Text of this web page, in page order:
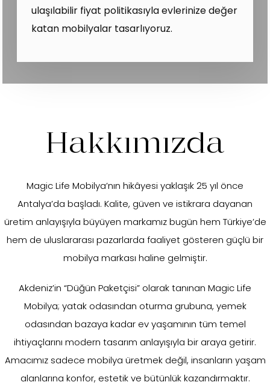
ulaşılabilir fiyat politikasıyla evlerinize değer
katan mobilyalar tasarlıyoruz.
Hakkımızda
Magic Life Mobilya’nın hikâyesi yaklaşık 25 yıl önce
Antalya’da başladı. Kalite, güven ve istikrara dayanan
üretim anlayışıyla büyüyen markamız bugün hem Türkiye’de
hem de uluslararası pazarlarda faaliyet gösteren güçlü bir
mobilya markası haline gelmiştir.
Akdeniz’in “Düğün Paketçisi” olarak tanınan Magic Life
Mobilya; yatak odasından oturma grubuna, yemek
odasından bazaya kadar ev yaşamının tüm temel
ihtiyaçlarını modern tasarım anlayışıyla bir araya getirir.
Amacımız sadece mobilya üretmek değil, insanların yaşam
alanlarına konfor, estetik ve bütünlük kazandırmaktır.